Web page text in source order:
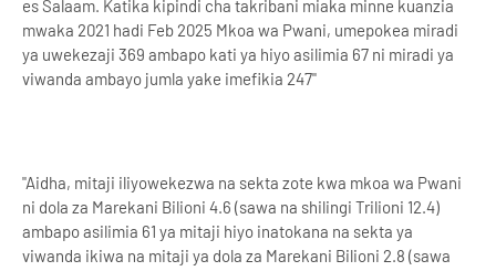
es Salaam. Katika kipindi cha takribani miaka minne kuanzia
mwaka 2021 hadi Feb 2025 Mkoa wa Pwani, umepokea miradi
ya uwekezaji 369 ambapo kati ya hiyo asilimia 67 ni miradi ya
viwanda ambayo jumla yake imefikia 247"
"Aidha, mitaji iliyowekezwa na sekta zote kwa mkoa wa Pwani
ni dola za Marekani Bilioni 4.6 (sawa na shilingi Trilioni 12.4)
ambapo asilimia 61 ya mitaji hiyo inatokana na sekta ya
viwanda ikiwa na mitaji ya dola za Marekani Bilioni 2.8 (sawa